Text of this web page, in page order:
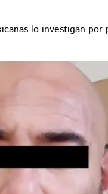
lo investigan